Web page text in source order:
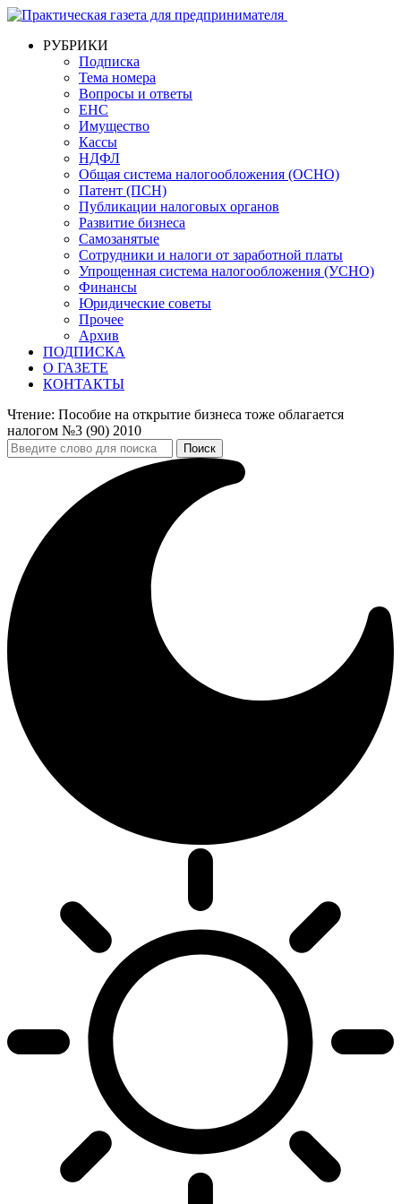
РУБРИКИ
Подписка
Тема номера
Вопросы и ответы
ЕНС
Имущество
Кассы
НДФЛ
Общая система налогообложения (ОСНО)
Патент (ПСН)
Публикации налоговых органов
Развитие бизнеса
Самозанятые
Сотрудники и налоги от заработной платы
Упрощенная система налогообложения (УСНО)
Финансы
Юридические советы
Прочее
Архив
ПОДПИСКА
О ГАЗЕТЕ
КОНТАКТЫ
Чтение: Пособие на открытие бизнеса тоже облагается
налогом №3 (90) 2010